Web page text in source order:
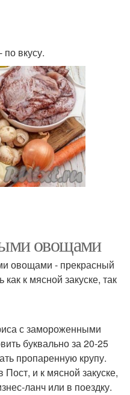
вкусу.
овощами
овощами - прекрасный
к мясной закуске, так
с замороженными
буквально за 20-25
пропаренную крупу.
и к мясной закуске,
ланч или в поездку.